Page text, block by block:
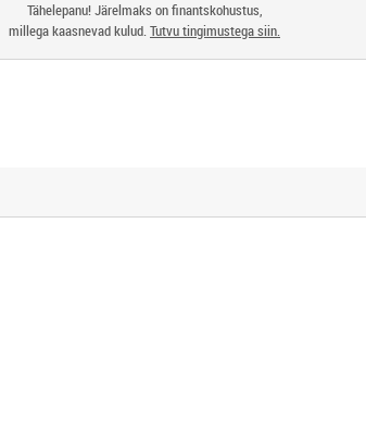
Tähelepanu! Järelmaks on finantskohustus,
millega kaasnevad kulud.Tutvu tingimustega siin.